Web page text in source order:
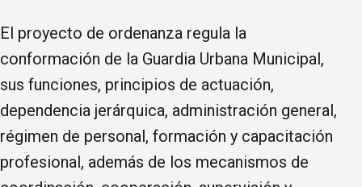
El proyecto de ordenanza regula la
conformación de la Guardia Urbana Municipal,
sus funciones, principios de actuación,
dependencia jerárquica, administración general,
régimen de personal, formación y capacitación
profesional, además de los mecanismos de